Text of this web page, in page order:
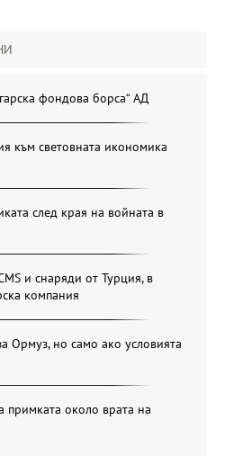
фондова борса“ АД
към световната икономика
след края на войната в
и снаряди от Турция, в
компания
Ормуз, но само ако условията
примката около врата на